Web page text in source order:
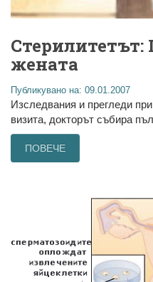
жената
Публикувано на: 09.01.2007
Изследвания и прегледи
визита, докторът събира
ПОВЕЧЕ